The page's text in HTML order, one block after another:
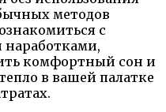
методов
с
комфортный сон и
в вашей палатке